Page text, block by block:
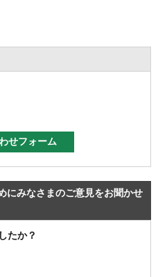
にみなさまのご意見をお聞かせ
たか？